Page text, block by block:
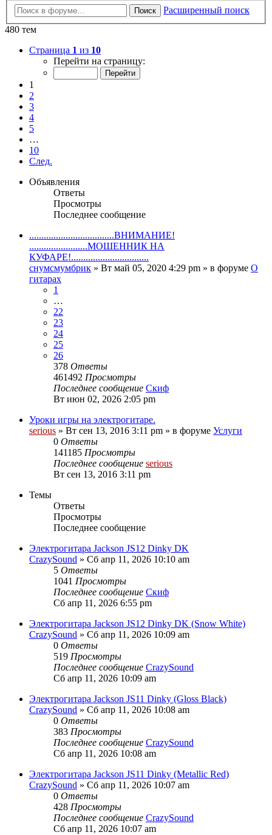
Поиск
Расширенный поиск
480 тем
Страница 1 из 10
Перейти на страницу:
1
2
3
4
5
…
10
След.
Объявления
Ответы
Просмотры
Последнее сообщение
...................................ВНИМАНИЕ!
........................МОШЕННИК НА
КУФАРЕ!................................
снумсмумбрик » Вт май 05, 2020 4:29 pm » в форуме О
гитарах
1
…
22
23
24
25
26
378 Ответы
461492 Просмотры
Последнее сообщение Скиф
Вт июн 02, 2026 2:05 pm
Уроки игры на электрогитаре.
serious » Вт сен 13, 2016 3:11 pm » в форуме Услуги
0 Ответы
141185 Просмотры
Последнее сообщение serious
Вт сен 13, 2016 3:11 pm
Темы
Ответы
Просмотры
Последнее сообщение
Электрогитара Jackson JS12 Dinky DK
CrazySound » Сб апр 11, 2026 10:10 am
5 Ответы
1041 Просмотры
Последнее сообщение Скиф
Сб апр 11, 2026 6:55 pm
Электрогитара Jackson JS12 Dinky DK (Snow White)
CrazySound » Сб апр 11, 2026 10:09 am
0 Ответы
519 Просмотры
Последнее сообщение CrazySound
Сб апр 11, 2026 10:09 am
Электрогитара Jackson JS11 Dinky (Gloss Black)
CrazySound » Сб апр 11, 2026 10:08 am
0 Ответы
383 Просмотры
Последнее сообщение CrazySound
Сб апр 11, 2026 10:08 am
Электрогитара Jackson JS11 Dinky (Metallic Red)
CrazySound » Сб апр 11, 2026 10:07 am
0 Ответы
428 Просмотры
Последнее сообщение CrazySound
Сб апр 11, 2026 10:07 am